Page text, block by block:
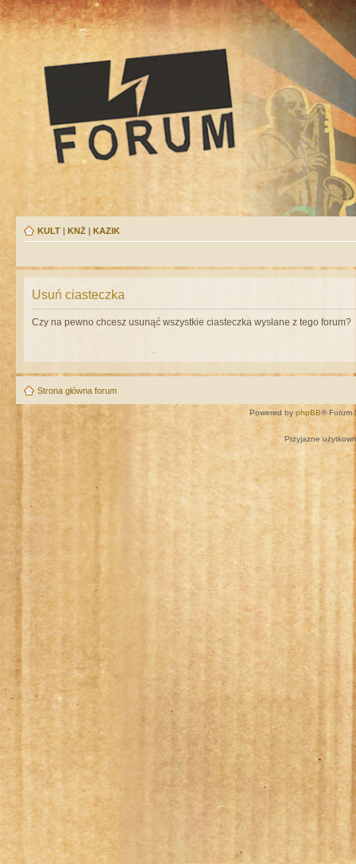
KULT | KNŻ | KAZIK
Usuń ciasteczka
Czy na pewno chcesz usunąć wszystkie ciasteczka wysłane z tego forum?
Strona główna forum
Powered by phpBB® Forum
Przyjazne